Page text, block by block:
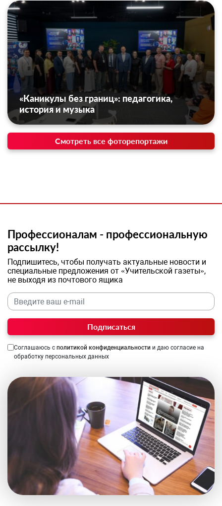
«Каникулы без границ»: педагогика,
история и музыка
Смотреть все фоторепортажи
Профессионалам - профессиональную
рассылку!
Подпишитесь, чтобы получать актуальные новости и
специальные предложения от «Учительской газеты»,
не выходя из почтового ящика
Подписаться
Соглашаюсь с политикой конфиденциальности и даю согласие на
обработку персональных данных